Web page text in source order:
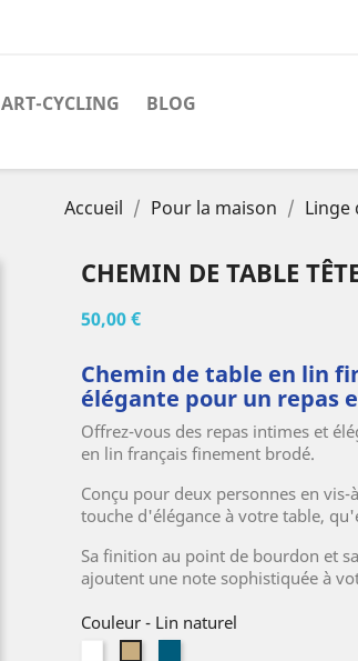
ART-CYCLING BLOG
Accueil Pour la maison Linge
CHEMIN DE TABLE
50,00 €
Chemin de table en lin
élégante pour un repas
Offrez-vous des repas intimes et
en lin français finement brodé.
Conçu pour deux personnes en
touche d'élégance à votre table,
Sa finition au point de bourdon et
ajoutent une note sophistiquée à
Couleur - Lin naturel